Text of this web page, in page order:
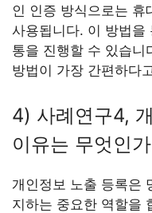
인 인증 방식으로는
사용됩니다. 이 방법을
통을 진행할 수 있습니
방법이 가장 간편하다
4) 사례연구4,
이유는 무엇인
개인정보 노출 등록은
지하는 중요한 역할을